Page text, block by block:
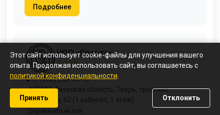
Подробнее
ЧОО «Спарта»
17,9
+7 (482) 242-95-97
170001, Тверская область, Тверь, проспект
Калинина, 62 (1 кабинет; 1 этаж).
Охрана объектов
Этот сайт использует cookie-файлы для улучшения вашего
опыта. Продолжая использовать сайт, вы соглашаетесь с
политикой конфиденциальности
Принять Отклонить